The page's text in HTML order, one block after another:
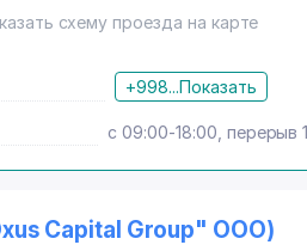
схему проезда на карте
+998...Показать
с 09:00-18:00, перерыв
Capital Group" ООО)